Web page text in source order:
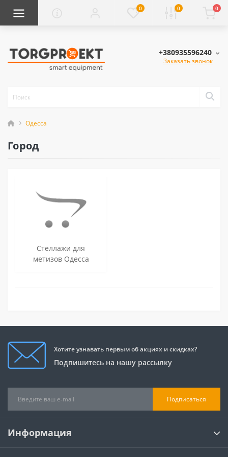
0 0 0
+380935596240
Заказать звонок
Одесса
Город
Стеллажи для
метизов Одесса
Хотите узнавать первым об акциях и скидках?
Подпишитесь на нашу рассылку
Подписаться
Информация